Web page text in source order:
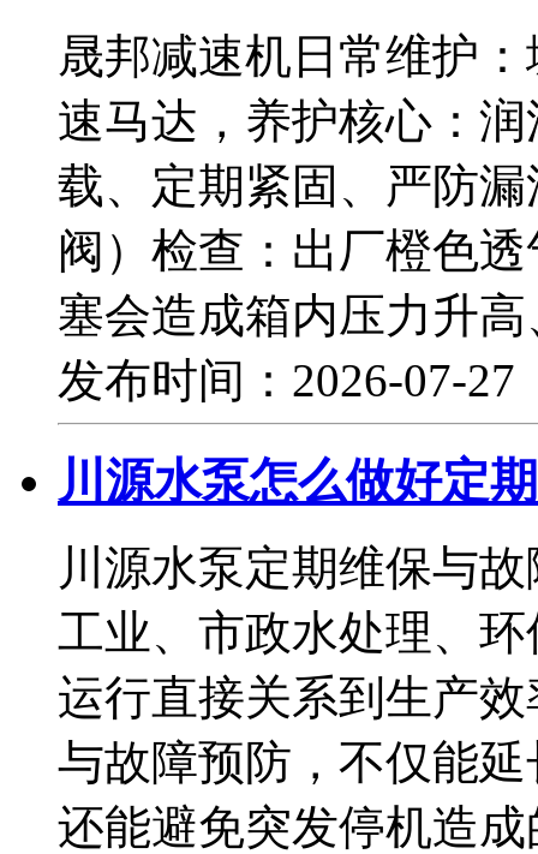
晟邦减速机日常维护
速马达，养护核心：
载、定期紧固、严防
阀）检查：出厂橙色
塞会造成箱内压力升
发布时间：2026-07-
川源水泵怎么做好定
川源水泵定期维保与
工业、市政水处理、
运行直接关系到生产
与故障预防，不仅能
还能避免突发停机造